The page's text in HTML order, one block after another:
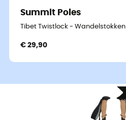
Summit Poles
Tibet Twistlock - Wandelstokken
€ 29,90